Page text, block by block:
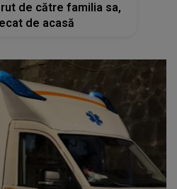
de către familia sa,
de acasă